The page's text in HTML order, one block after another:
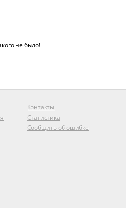
не было!
Контакты
Статистика
Сообщить об ошибке